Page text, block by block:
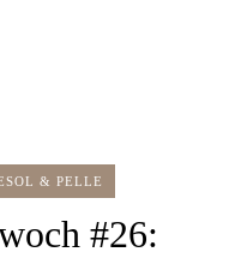
& PELLE
#26: